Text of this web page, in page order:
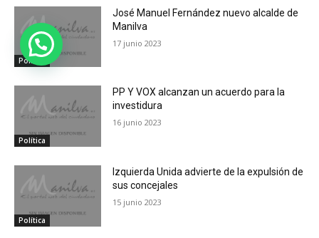
Política
José Manuel Fernández nuevo alcalde de
Manilva
17 junio 2023
Política
PP Y VOX alcanzan un acuerdo para la
investidura
16 junio 2023
Política
Izquierda Unida advierte de la expulsión de
sus concejales
15 junio 2023
¿Le ayudamos?